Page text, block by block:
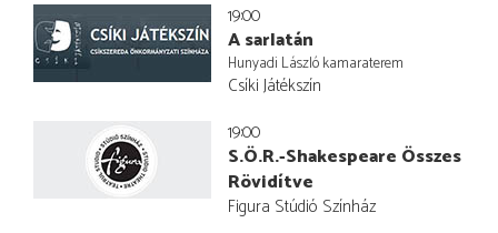
19:00
A sarlatán
Hunyadi László kamaraterem
Csíki Játékszín
19:00
S.Ö.R.-Shakespeare Összes
Rövidítve
Figura Stúdió Színház